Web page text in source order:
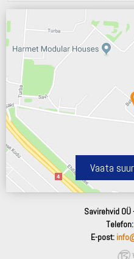
Vaata
Savirehvid
Telefon:
E-post: